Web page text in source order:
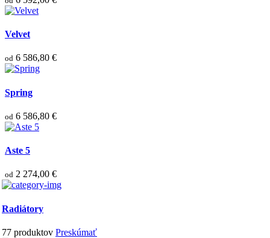
Velvet
od 6 586,80 €
Spring
od 6 586,80 €
Aste 5
od 2 274,00 €
Radiátory
77 produktov Preskúmať